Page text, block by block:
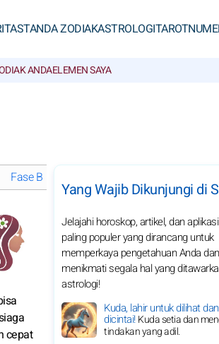
TANDA ZODIAKASTROLOGITAROT
ANDAELEMEN SAYA
Fase Bulan di Oktober 2027
cepat
Yang Wajib Dikunjungi di
Jelajahi horoskop, artikel, dan
paling populer yang dirancang untuk
memperkaya pengetahuan Anda dan
menikmati segala hal yang
astrologi!
Kuda, lahir untuk dilihat dan
dicintai!Kuda setia dan
tindakan yang adil.